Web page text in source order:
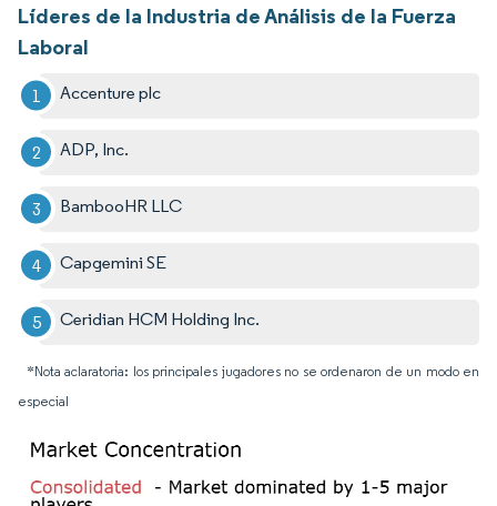
Líderes de la Industria de Análisis de la Fuerza
Laboral
Accenture plc
ADP, Inc.
BambooHR LLC
Capgemini SE
Ceridian HCM Holding Inc.
*Nota aclaratoria: los principales jugadores no se ordenaron de un modo en
especial